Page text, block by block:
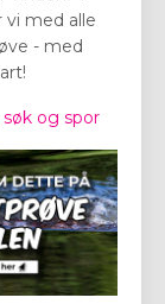
vi med alle
- med
og spor